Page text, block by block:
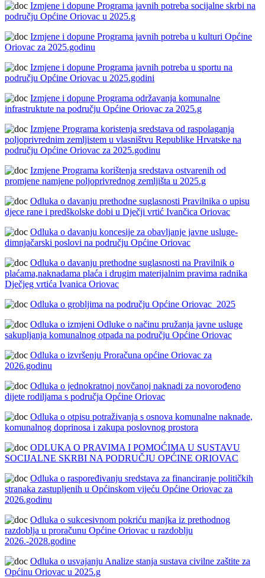
Izmjene i dopune Programa javnih potreba socijalne skrbi na
području Općine Oriovac u 2025.g
Izmjene i dopune Programa javnih potreba u kulturi Općine
Oriovac za 2025.godinu
Izmjene i dopune Programa javnih potreba u sportu na
području Općine Oriovac u 2025.godini
Izmjene i dopune Programa održavanja komunalne
infrastruktute na području Općine Oriovac za 2025.g
Izmjene Programa koristenja sredstava od raspolaganja
poljoprivrednim zemljistem u vlasništvu Republike Hrvatske na
području Općine Oriovac za 2025.godinu
Izmjene Programa korištenja sredstava ostvarenih od
promjene namjene poljoprivrednog zemljišta u 2025.g
Odluka o davanju prethodne suglasnosti Pravilnika o upisu
djece rane i predškolske dobi u Dječji vrtić Ivančica Oriovac
Odluka o davanju koncesije za obavljanje javne usluge-
dimnjačarski poslovi na području Općine Oriovac
Odluka o davanju prethodne suglasnosti na Pravilnik o
plaćama,naknadama plaća i drugim materijalnim pravima radnika
Dječjeg vrtića Ivanica Oriovac
Odluka o grobljima na području Općine Oriovac_2025
Odluka o izmjeni Odluke o načinu pružanja javne usluge
sakupljanja komunalnog otpada na području Općine Oriovac
Odluka o izvršenju Proračuna općine Oriovac za
2026.godinu
Odluka o jednokratnoj novčanoj naknadi za novorođeno
dijete rodiljama s područja Općine Oriovac
Odluka o otpisu potraživanja s osnova komunalne naknade,
komunalnog doprinosa i zakupa poslovnog prostora
ODLUKA O PRAVIMA I POMOĆIMA U SUSTAVU
SOCIJALNE SKRBI NA PODRUČJU OPĆINE ORIOVAC
Odluka o raspoređivanju sredstava za financiranje političkih
stranaka zastupljenih u Općinskom vijeću Općine Oriovac za
2026.godinu
Odluka o sukcesivnom pokriću manjka iz prethodnog
razdoblja u proračunu Općine Oriovac u razdoblju
2026.-2028.godine
Odluka o usvajanju Analize stanja sustava civilne zaštite za
Općinu Oriovac u 2025.g